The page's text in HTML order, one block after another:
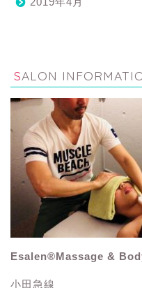
SALON
Esalen®Massage &
小田急線